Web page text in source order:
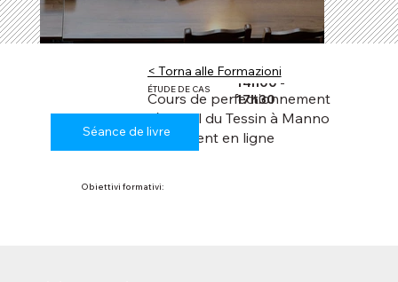
ÉTUDE DE CAS
Cours de perfectionnement
régional du Tessin à Manno
également en ligne
14h00 -
17h30
Séance de livre
< Torna alle Formazioni
Obiettivi formativi: